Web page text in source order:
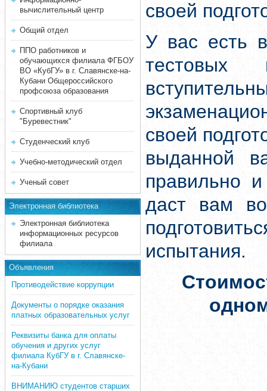
вычислительный центр
Общий отдел
ППО работников и
обучающихся филиала ФГБОУ
ВО «КубГУ» в г. Славянске-на-
Кубани Общероссийского
профсоюза образования
Спортивный клуб
"Буревестник"
Студенческий клуб
Учебно-методический отдел
Ученый совет
Электронная библиотека
Электронная библиотека
информационных ресурсов
филиала
Объявления
Противодействие коррупции
Документы о порядке оказания
платных образовательных услуг
Реквизиты банка для оплаты
обучения и других услуг
филиала КубГУ в г. Славянске-
на-Кубани
ВНИМАНИЮ студентов старших
своей
У вас есть
тестовых
своей
выданной
правильно
даст вам
испытания.